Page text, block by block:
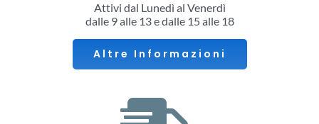
Attivi dal Lunedì al Venerdì
dalle 9 alle 13 e dalle 15 alle 18
Altre Informazioni